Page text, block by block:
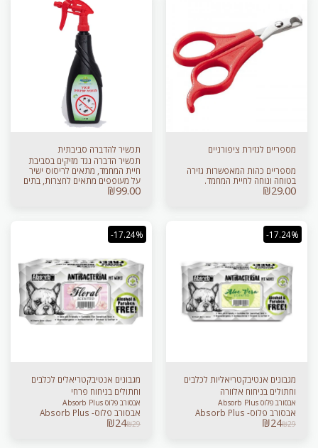
מספריים לגזירת ציפורניים
מספריים כהות המאפשרות גזירה
בטוחה ונוחה לחיית המחמד.
₪29.00
תכשיר להדברה סביבתית
תכשיר הדברה נגד מזיקים בסביבת
חיית המחמד, מתאים לריסוס ישיר
על מעופפים מתאים לחצרות, בתים
ומקומות רביצה של חיית המחמד
₪99.00
-17.24%
מגבונים אנטיבקטריאליות לכלבים
וחתולים בניחוח אלוורה
אבסורב פלוס Absorb Plus
אבסורב פלוס- Absorb Plus
₪29
₪24
-17.24%
מגבונים אנטיבקטריאלים לכלבים
וחתולים בניחוח פרחי
אבסורב פלוס Absorb Plus
אבסורב פלוס- Absorb Plus
₪29
₪24